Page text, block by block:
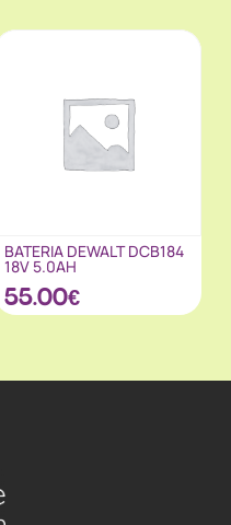
BATERIA DEWALT DCB184
18V 5.0AH
55.00€